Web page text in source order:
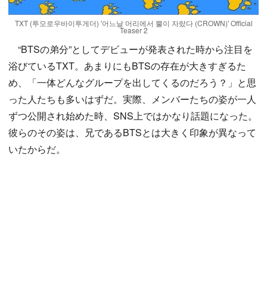
TXT (투모로우바이투게더) '어느날 머리에서 뿔이 자랐다 (CROWN)' Official
Teaser 2
“BTSの弟分”としてデビューが発表された時から注目を
浴びているTXT。あまりにもBTSの存在が大きすぎるた
め、「一体どんなグループを出してくるのだろう？」と思
った人たちも多いはずだ。実際、メンバーたちの姿が一人
ずつ公開され始めた時、SNS上ではかなり話題になった。
彼らのその姿は、兄であるBTSとは大きく印象が異なって
いたからだ。